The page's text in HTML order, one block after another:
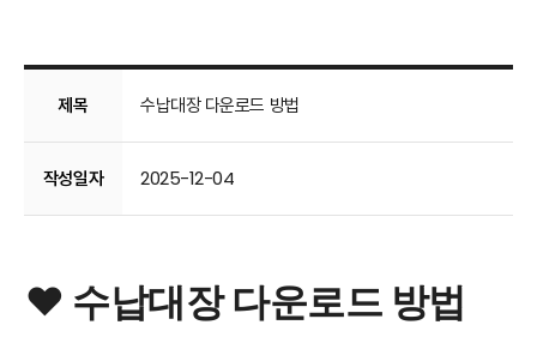
제목 수납대장 다운로드 방법
작성일자 2025-12-04
❤️ 수납대장 다운로드 방법